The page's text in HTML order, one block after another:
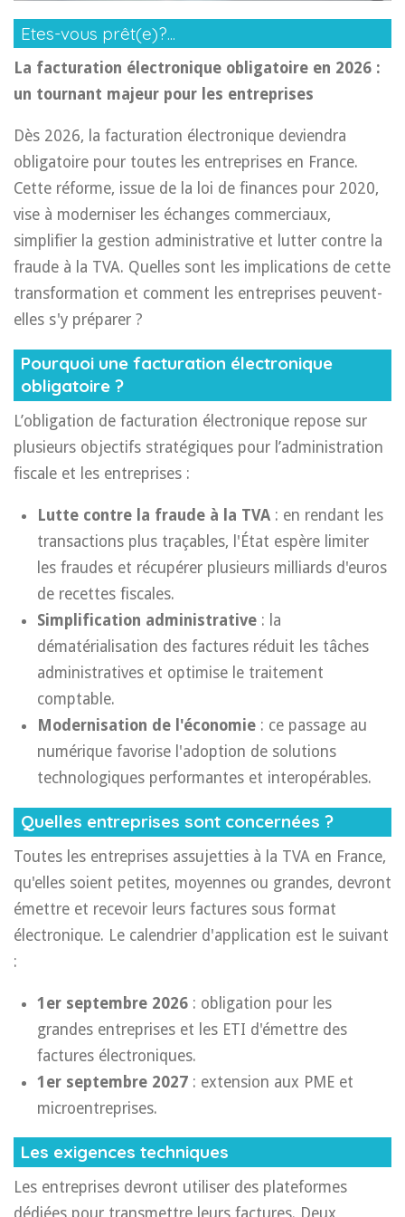
Etes-vous prêt(e)?...
La facturation électronique obligatoire en 2026 :
un tournant majeur pour les entreprises
Dès 2026, la facturation électronique deviendra
obligatoire pour toutes les entreprises en France.
Cette réforme, issue de la loi de finances pour 2020,
vise à moderniser les échanges commerciaux,
simplifier la gestion administrative et lutter contre la
fraude à la TVA. Quelles sont les implications de cette
transformation et comment les entreprises peuvent-
elles s'y préparer ?
Pourquoi une facturation électronique
obligatoire ?
L’obligation de facturation électronique repose sur
plusieurs objectifs stratégiques pour l’administration
fiscale et les entreprises :
Lutte contre la fraude à la TVA : en rendant les
transactions plus traçables, l'État espère limiter
les fraudes et récupérer plusieurs milliards d'euros
de recettes fiscales.
Simplification administrative : la
dématérialisation des factures réduit les tâches
administratives et optimise le traitement
comptable.
Modernisation de l'économie : ce passage au
numérique favorise l'adoption de solutions
technologiques performantes et interopérables.
Quelles entreprises sont concernées ?
Toutes les entreprises assujetties à la TVA en France,
qu'elles soient petites, moyennes ou grandes, devront
émettre et recevoir leurs factures sous format
électronique. Le calendrier d'application est le suivant
:
1er septembre 2026 : obligation pour les
grandes entreprises et les ETI d'émettre des
factures électroniques.
1er septembre 2027 : extension aux PME et
microentreprises.
Les exigences techniques
Les entreprises devront utiliser des plateformes
dédiées pour transmettre leurs factures. Deux